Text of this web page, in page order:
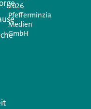
2026
Pfefferminzia
Medien
GmbH